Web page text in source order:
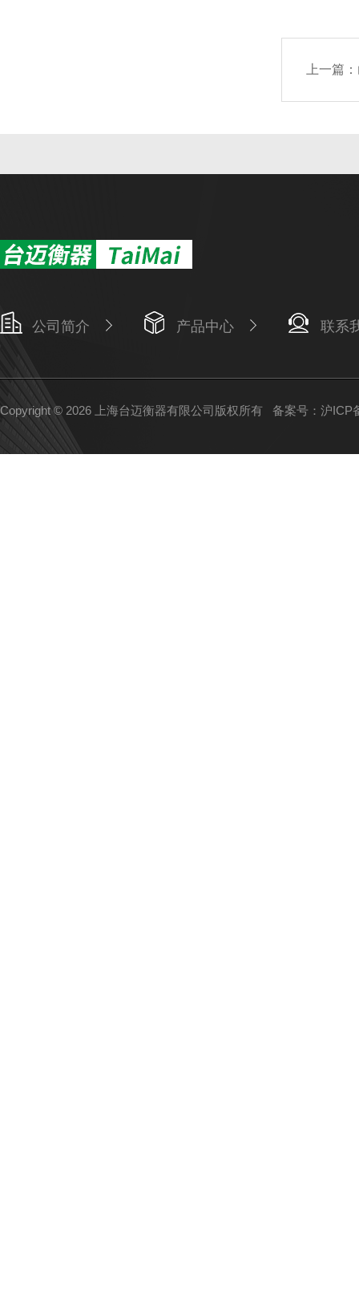
上一篇：
公司简介 产品中心 联系
Copyright © 2026 上海台迈衡器有限公司版权所有 备案号：沪ICP